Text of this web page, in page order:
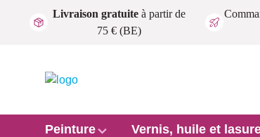
Passer au contenu principal
Livraison gratuite à partir de
75 € (BE)
Peinture Vernis, huile et